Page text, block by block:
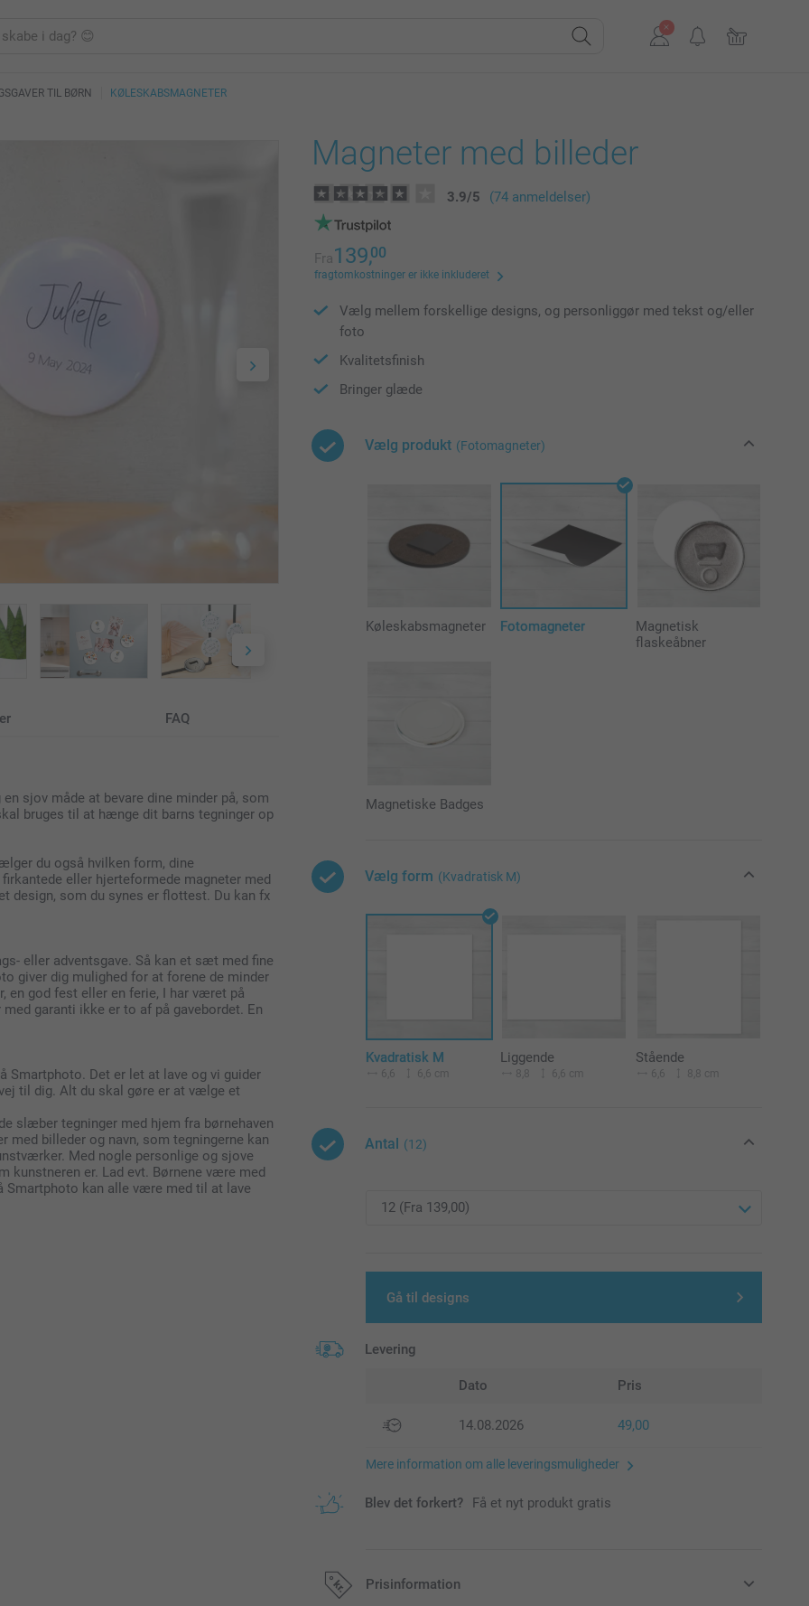
TIL BØRN KØLESKABSMAGNETER
FAQ
sjov måde at bevare dine minder på, som
bruges til at hænge dit barns tegninger op
du også hvilken form, dine
eller hjerteformede magneter med
design, som du synes er flottest. Du kan fx
eller adventsgave. Så kan et sæt med fine
giver dig mulighed for at forene de minder
en god fest eller en ferie, I har været på
garanti ikke er to af på gavebordet. En
Smartphoto. Det er let at lave og vi guider
til dig. Alt du skal gøre er at vælge et
slæber tegninger med hjem fra børnehaven
med billeder og navn, som tegningerne kan
Med nogle personlige og sjove
kunstneren er. Lad evt. Børnene være med
Smartphoto kan alle være med til at lave
Magneter med billeder
3.9/5 (74 anmeldelser)
Fra139,00
fragtomkostninger er ikke inkluderet
Vælg mellem forskellige designs, og personliggør med tekst og/eller
foto
Kvalitetsfinish
Bringer glæde
Vælg produkt (Fotomagneter)
Køleskabsmagneter Fotomagneter
Magnetisk
flaskeåbner
Magnetiske Badges
Vælg form (Kvadratisk M)
Kvadratisk M
6,6 6,6 cm
Liggende
8,8 6,6 cm
Stående
6,6 8,8 cm
Antal (12)
Gå til designs
Levering
Dato Pris
14.08.2026 49,00
Mere information om alle leveringsmuligheder
Blev det forkert? Få et nyt produkt gratis
Prisinformation